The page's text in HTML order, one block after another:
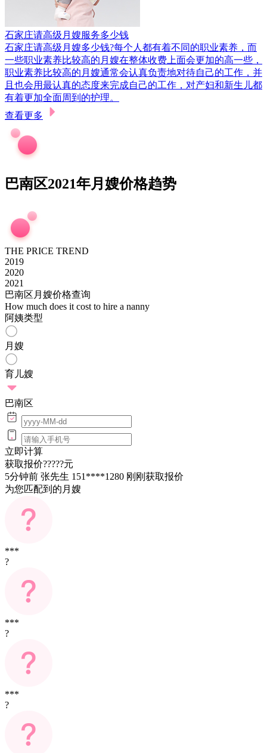
石家庄请高级月嫂服务多少钱
石家庄请高级月嫂多少钱?每个人都有着不同的职业素养，而
一些职业素养比较高的月嫂在整体收费上面会更加的高一些，
职业素养比较高的月嫂通常会认真负责地对待自己的工作，并
且也会用最认真的态度来完成自己的工作，对产妇和新生儿都
有着更加全面周到的护理。
查看更多
巴南区2021年月嫂价格趋势
THE PRICE TREND
2019
2020
2021
巴南区月嫂价格查询
How much does it cost to hire a nanny
阿姨类型
月嫂
育儿嫂
巴南区
立即计算
获取报价?????元
5分钟前 张先生 151****1280 刚刚获取报价
为您匹配到的月嫂
***
?
***
?
***
?